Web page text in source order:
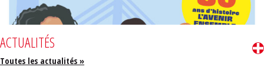
ACTUALITÉS
Toutes les actualités »